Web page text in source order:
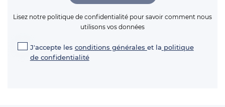
Lisez notre politique de confidentialité pour savoir comment nous
utilisons vos données
J'accepte les conditions générales et la politique
de confidentialité